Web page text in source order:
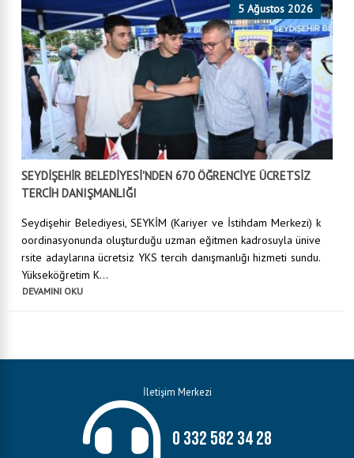
5 Ağustos 2026
SEYDİŞEHİR BELEDİYESİ'NDEN 670 ÖĞRENCİYE ÜCRETSİZ
TERCİH DANIŞMANLIĞI
Seydişehir Belediyesi, SEYKİM (Kariyer ve İstihdam Merkezi) k
oordinasyonunda oluşturduğu uzman eğitmen kadrosuyla ünive
rsite adaylarına ücretsiz YKS tercih danışmanlığı hizmeti sundu.
Yükseköğretim K...
DEVAMINI OKU
İletişim Merkezi
0 332 582 34 28